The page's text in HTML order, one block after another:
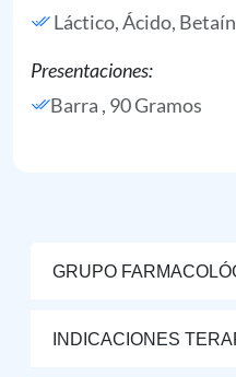
Láctico, Ácido,
Presentaciones:
Barra , 90 Gramos
GRUPO
INDICACIONES